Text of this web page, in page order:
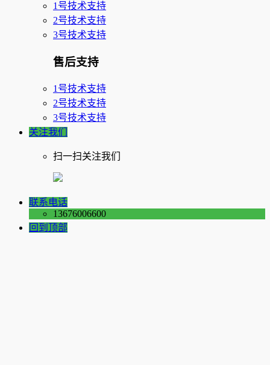
1号技术支持
2号技术支持
3号技术支持
售后支持
1号技术支持
2号技术支持
3号技术支持
关注我们
扫一扫关注我们
联系电话
13676006600
回到顶部